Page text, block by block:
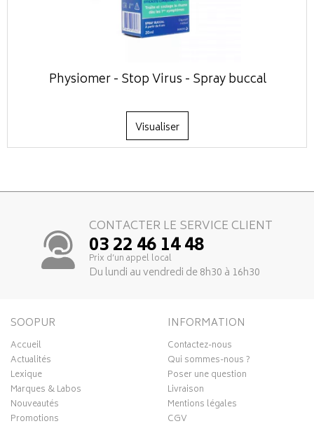
Physiomer - Stop Virus - Spray buccal
Visualiser
CONTACTER LE SERVICE CLIENT
03 22 46 14 48
Prix d’un appel local
Du lundi au vendredi de 8h30 à 16h30
SOOPUR
Accueil
Actualités
Lexique
Marques & Labos
Nouveautés
Promotions
INFORMATION
Contactez-nous
Qui sommes-nous ?
Poser une question
Livraison
Mentions légales
CGV